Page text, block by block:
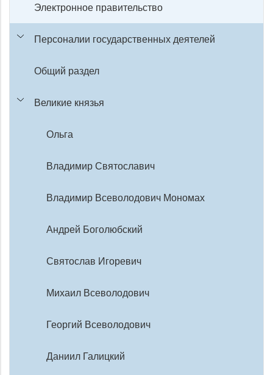
Электронное правительство
Персоналии государственных деятелей
Общий раздел
Великие князья
Ольга
Владимир Святославич
Владимир Всеволодович Мономах
Андрей Боголюбский
Святослав Игоревич
Михаил Всеволодович
Георгий Всеволодович
Даниил Галицкий